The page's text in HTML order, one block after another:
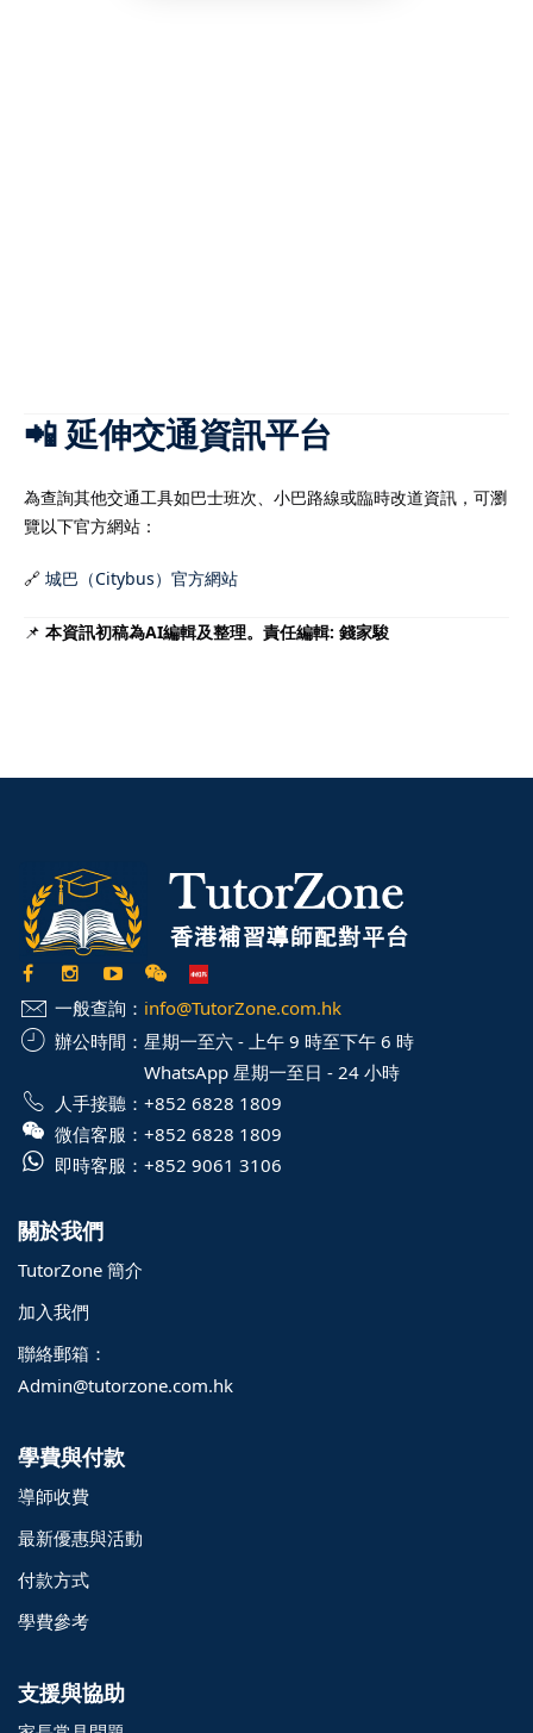
📲 延伸交通資訊平台
為查詢其他交通工具如巴士班次、小巴路線或臨時改道資訊，可瀏
覽以下官方網站：
🔗 城巴（Citybus）官方網站
📌 本資訊初稿為AI編輯及整理。責任編輯: 錢家駿
一般查詢： info@TutorZone.com.hk
辦公時間： 星期一至六 - 上午 9 時至下午 6 時
WhatsApp 星期一至日 - 24 小時
人手接聽： +852 6828 1809
微信客服： +852 6828 1809
即時客服： +852 9061 3106
關於我們
TutorZone 簡介
加入我們
聯絡郵箱：
Admin@tutorzone.com.hk
學費與付款
導師收費
最新優惠與活動
付款方式
學費參考
支援與協助